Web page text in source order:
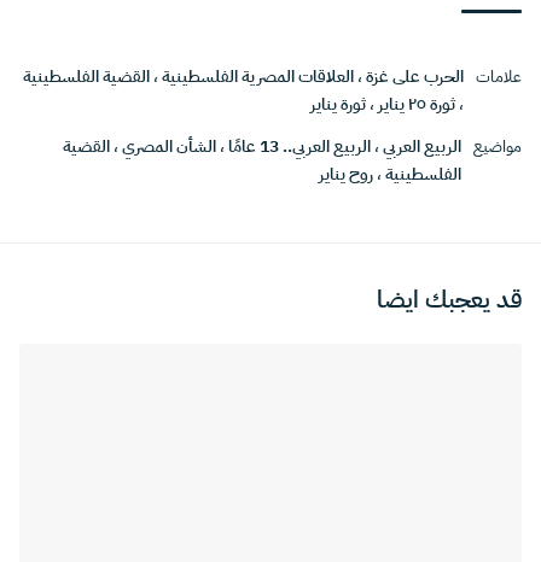
علامات الحرب على غزة،العلاقات المصرية الفلسطينية،القضية الفلسطينية
،ثورة ٢٥ يناير ،ثورة يناير
مواضيع الربيع العربي،الربيع العربي.. 13 عامًا ،الشأن المصري،القضية
الفلسطينية،روح يناير
قد يعجبك ايضا